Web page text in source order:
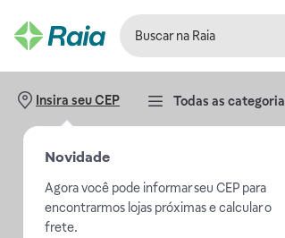
Insira seu CEP
Novidade
Agora você pode informar seu CEP para
encontrarmos lojas próximas e calcular o
frete.
Todas as
Não